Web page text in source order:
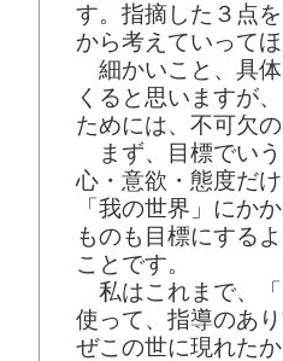
す。指摘した３点
から考えていって
細かいこと、具
くると思いますが
ためには、不可欠
まず、目標でい
心・意欲・態度だ
「我の世界」にか
ものも目標にする
ことです。
私はこれまで、
使って、指導のあ
ぜこの世に現れた